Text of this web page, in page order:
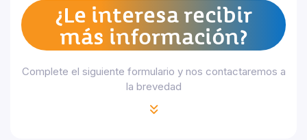
Acceder
¿Le interesa recibir
más información?
Complete el siguiente formulario y nos contactaremos a
la brevedad